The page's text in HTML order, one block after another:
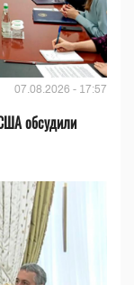
07.08.2026 - 17:57
обсудили